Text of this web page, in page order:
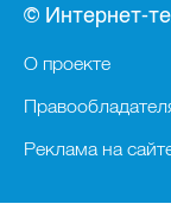
© Интернет-
О проекте
Реклама на